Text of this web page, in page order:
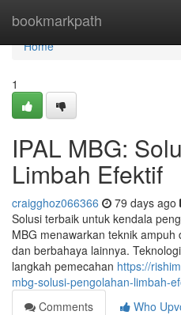
bookmarkpath
Home
Home
1
IPAL MBG:
Limbah Efektif
craigghoz066366 79 days ago
Solusi terbaik untuk kendala
MBG menawarkan teknik
dan berbahaya lainnya.
langkah pemecahan https://
mbg-solusi-pengolahan-limbah-
Comments
Who